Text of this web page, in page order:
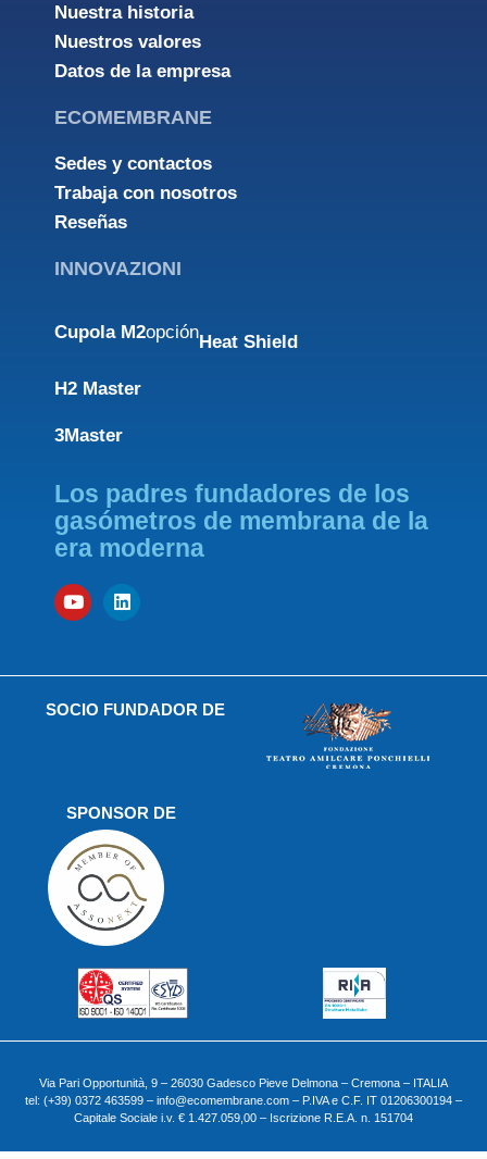
Nuestra historia
Nuestros valores
Datos de la empresa
ECOMEMBRANE
Sedes y contactos
Trabaja con nosotros
Reseñas
INNOVAZIONI
Cupola M2opciónHeat Shield
H2 Master
3Master
Los padres fundadores de los
gasómetros de membrana de la
era moderna
SOCIO FUNDADOR DE
SPONSOR DE
Via Pari Opportunità, 9 – 26030 Gadesco Pieve Delmona – Cremona – ITALIA
tel: (+39) 0372 463599 – info@ecomembrane.com – P.IVA e C.F. IT 01206300194 –
Capitale Sociale i.v. € 1.427.059,00 – Iscrizione R.E.A. n. 151704